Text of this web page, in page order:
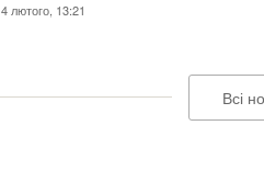
4 лютого, 13:21
Всі